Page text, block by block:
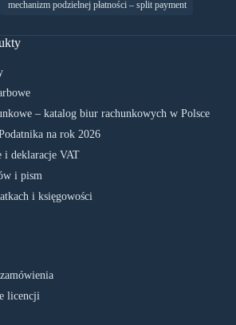
mechanizm podzielnej płatności – split payment
– katalog biur rachunkowych w Polsce
na rok 2026
i deklaracje VAT
i pism
i księgowości
licencji